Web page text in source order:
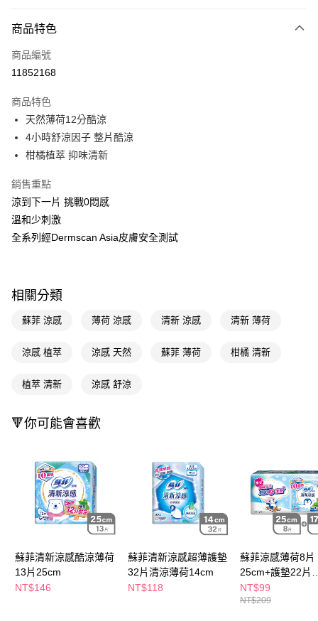
超商取貨付款
LINE Pay
街口支付
悠遊付
Google Pay
AFTEE先享後付
相關說明
【關於「AFTEE先享後付」】
AFTEE先享後付是「在收到商品之後才付款」的支付方式。 讓您購物簡單
１．於結帳方式選擇「AFTEE先享後付」後，將跳轉至「AFTEE先享後付」
２．訂單成立數日內，您將收到繳費通知簡訊。
※ 請注意：結帳手續完成當下不需立刻繳費，但若您需要取消訂單，請聯絡
※ 交易是否成功請以「AFTEE先享後付 」之結帳頁面顯示為準，若有關於
【注意事項】
１．透過由恩沛科技股份有限公司提供之「AFTEE先享後付」服務完成之交
易，需依本服務之必要範圍內提供個人資料，並將交易相關給付款項請求債
權轉讓予恩沛科技股份有限公司。
２．關於個人資料處理事宜，請瀏覽以下網址：
３．未成年的使用者請事先徵得法定代理人或監護人之同意方可使用
「AFTEE先享後付」，若未經同意申辦者引起之損失，本公司不負相關責
任。
４．使用「AFTEE先享後付」時，將依據個別帳號之用戶狀況，依本公司即
時審查核予不同之上限額度；若仍有額度不足之情形，本公司將視審查結果
即享券
全家取貨付款
每筆NT$65，滿NT$390(含以上)免運費
萊爾富取貨付款
付款後萊爾富取貨
7-11取貨付款
每筆NT$65，滿NT$490(含以上)免運費
付款後7-11取貨
每筆NT$65，滿NT$490(含以上)免運費
宅配(本島)
每筆NT$100，滿NT$790(含以上)免運費
商品特色
商品編號
11852168
商品特色
天然薄荷12分酷涼
4小時舒涼因子 整片酷涼
柑橘植萃 抑味清新
銷售重點
涼到下一片 挑戰0悶感
溫和少刺激
全系列經Dermscan Asia皮膚安全測試
相關分類
蘇菲 涼感 薄荷 涼感 清新 涼感 清新 薄荷
涼感 植萃 涼感 天然 蘇菲 薄荷 柑橘 清新
植萃 清新 涼感 舒涼
🔻你可能會喜歡
蘇菲清新涼感酷涼薄荷
13片25cm
NT$146
蘇菲清新涼感超薄護墊
32片清涼薄荷14cm
NT$118
蘇菲涼感薄荷8片
25cm+護墊22片
17.5cm
NT$99
NT$209